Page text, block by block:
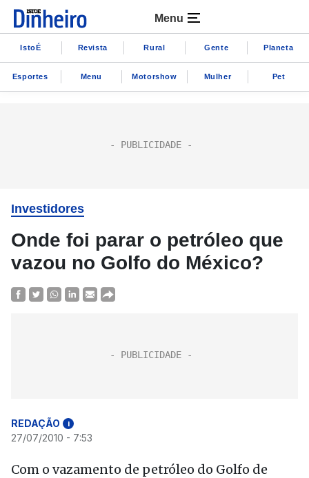
Menu
IstoÉ Revista Rural Gente Planeta
Esportes Menu Motorshow Mulher Pet
Investidores
Onde foi parar o petróleo que
vazou no Golfo do México?
REDAÇÃO i
27/07/2010 - 7:53
Com o vazamento de petróleo do Golfo de